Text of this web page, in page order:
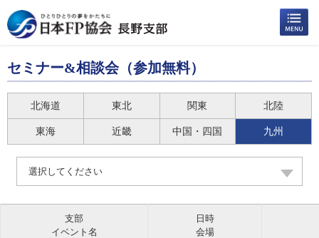
セミナー&相談会（参加無料）
北海道 東北 関東 北陸
東海 近畿 中国・四国 九州
選択してください
支部
イベント名
日時
会場